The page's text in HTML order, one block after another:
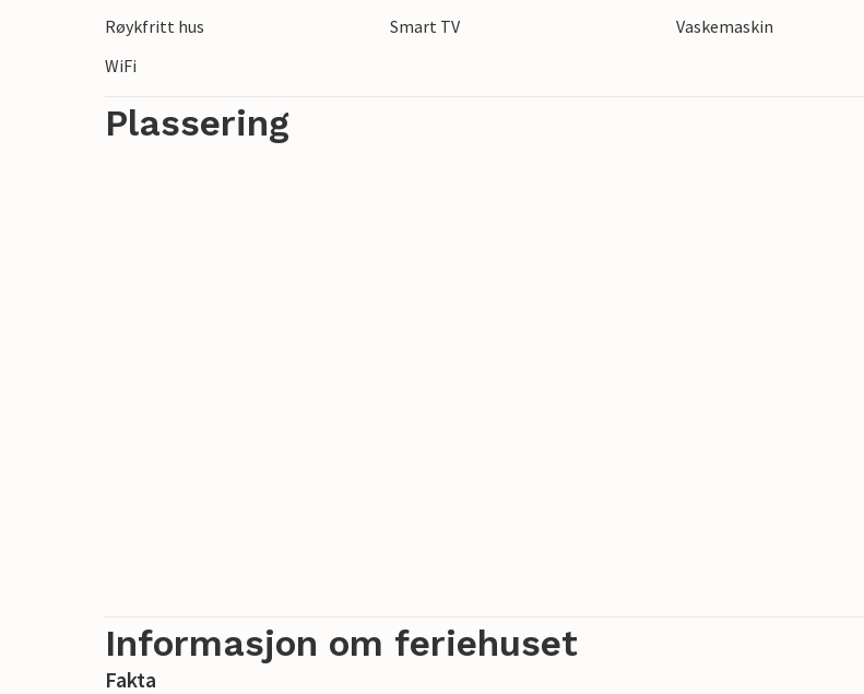
Røykfritt hus Smart TV
Vaskemaskin
WiFi
Plassering
Informasjon om feriehuset
Fakta